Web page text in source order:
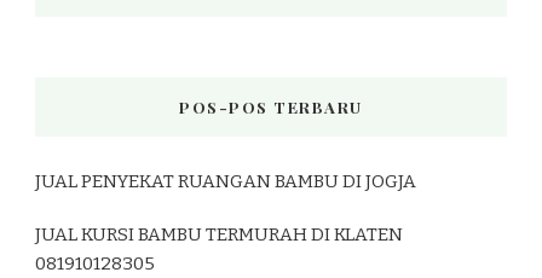
POS-POS TERBARU
JUAL PENYEKAT RUANGAN BAMBU DI JOGJA
JUAL KURSI BAMBU TERMURAH DI KLATEN
081910128305